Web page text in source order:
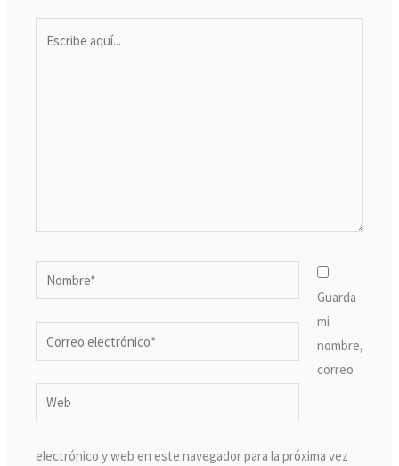
Nombre*
Correo
electrónico*
Web
Guarda
mi
nombre,
correo
electrónico y web en este navegador para la próxima vez